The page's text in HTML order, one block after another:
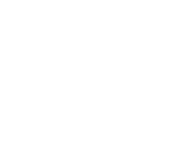
van uw bedrijf bijhoudt,
events beheren
eventbewaking beheert.